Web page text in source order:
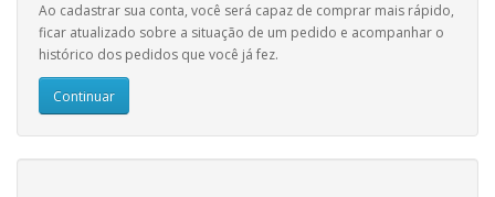
Ao cadastrar sua conta, você será capaz de comprar mais rápido,
ficar atualizado sobre a situação de um pedido e acompanhar o
histórico dos pedidos que você já fez.
Continuar